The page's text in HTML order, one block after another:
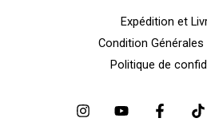
Expédition et
Condition
Politique de